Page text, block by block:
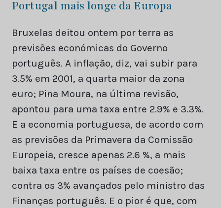
Portugal mais longe da Europa
Bruxelas deitou ontem por terra as
previsões económicas do Governo
português. A inflação, diz, vai subir para
3.5% em 2001, a quarta maior da zona
euro; Pina Moura, na última revisão,
apontou para uma taxa entre 2.9% e 3.3%.
E a economia portuguesa, de acordo com
as previsões da Primavera da Comissão
Europeia, cresce apenas 2.6 %, a mais
baixa taxa entre os países de coesão;
contra os 3% avançados pelo ministro das
Finanças português. E o pior é que, com